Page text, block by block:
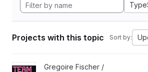
Projects with this topic Sort by:
View Project_Apero_frontend project
Gregoire Fischer /